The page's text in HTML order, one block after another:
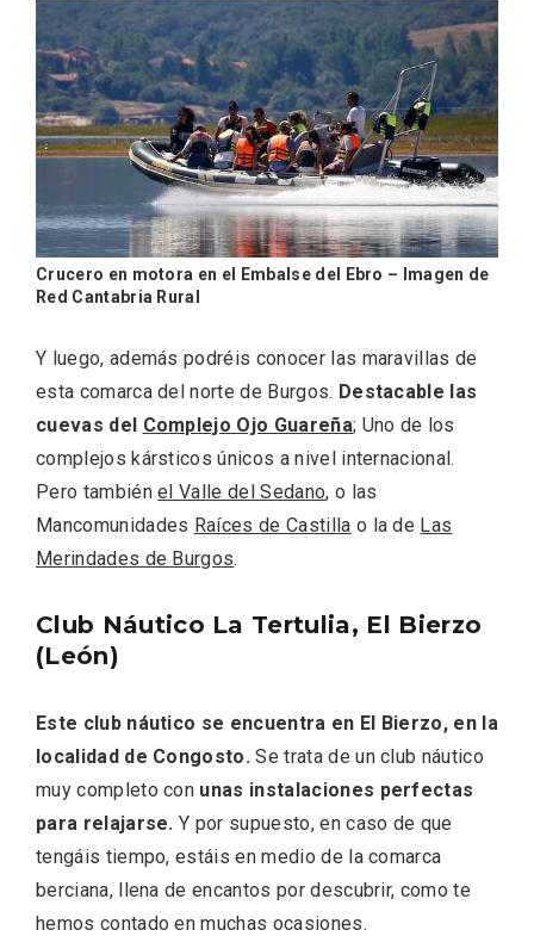
Crucero en motora en el Embalse del Ebro – Imagen de
Red Cantabria Rural
Y luego, además podréis conocer las maravillas de
esta comarca del norte de Burgos. Destacable las
cuevas del Complejo Ojo Guareña; Uno de los
complejos kársticos únicos a nivel internacional.
Pero tambiénel Valle del Sedano, o las
Mancomunidades Raíces de Castilla o la de Las
Merindades de Burgos.
Club Náutico La Tertulia, El Bierzo
(León)
Este club náutico se encuentra en El Bierzo, en la
localidad de Congosto. Se trata de un club náutico
muy completo con unas instalaciones perfectas
para relajarse. Y por supuesto, en caso de que
tengáis tiempo, estáis en medio de la comarca
berciana, llena de encantos por descubrir, como te
hemos contado en muchas ocasiones.
Pino 2026